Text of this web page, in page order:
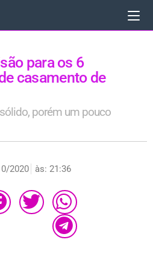
para os 6
casamento de
porém um pouco
2020 às: 21:36